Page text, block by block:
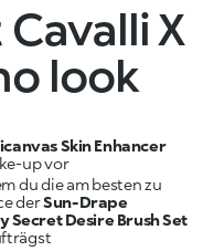
X
look
Skin Enhancer
up vor
du die am besten zu
derSun-Drape
Secret Desire Brush Set